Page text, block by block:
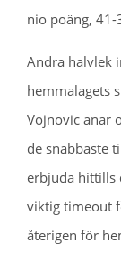
nio poäng,
Andra halvlek
hemmalagets
Vojnovic anar
de snabbaste
erbjuda hittills
viktig timeout
återigen för